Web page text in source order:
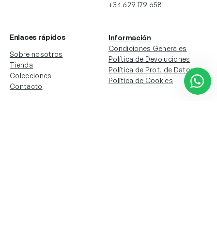
+34 629 179 658
Enlaces rápidos
Sobre nosotros
Tienda
Colecciones
Contacto
Información
Condiciones Generales
Política de Devoluciones
Política de Prot. de Datos
Política de Cookies